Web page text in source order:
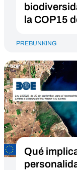
la COP15
PREBUNKING
Qué